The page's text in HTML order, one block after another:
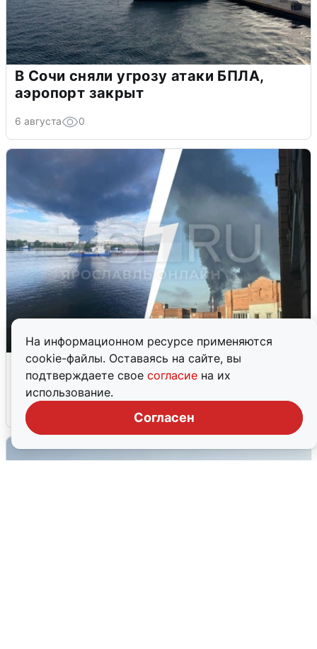
На информационном ресурсе применяются
cookie-файлы. Оставаясь на сайте, вы
подтверждаете свое согласие на их
использование.
Согласен
В Сочи сняли угрозу атаки БПЛА,
аэропорт закрыт
6 августа 0
Ночная атака БПЛА на Ярославль:
попадания и последствия
6 августа